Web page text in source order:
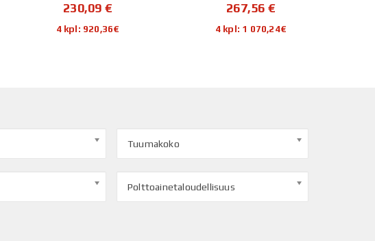
230,09 €
4 kpl: 920,36€
267,56 €
4 kpl: 1 070,24€
Tuumakoko
Polttoainetaloudellisuus